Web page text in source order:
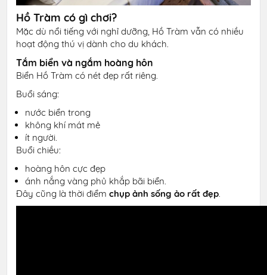
Hồ Tràm có gì chơi?
Mặc dù nổi tiếng với nghỉ dưỡng, Hồ Tràm vẫn có nhiều
hoạt động thú vị dành cho du khách.
Tắm biển và ngắm hoàng hôn
Biển Hồ Tràm có nét đẹp rất riêng.
Buổi sáng:
nước biển trong
không khí mát mẻ
ít người.
Buổi chiều:
hoàng hôn cực đẹp
ánh nắng vàng phủ khắp bãi biển.
Đây cũng là thời điểmchụp ảnh sống ảo rất đẹp